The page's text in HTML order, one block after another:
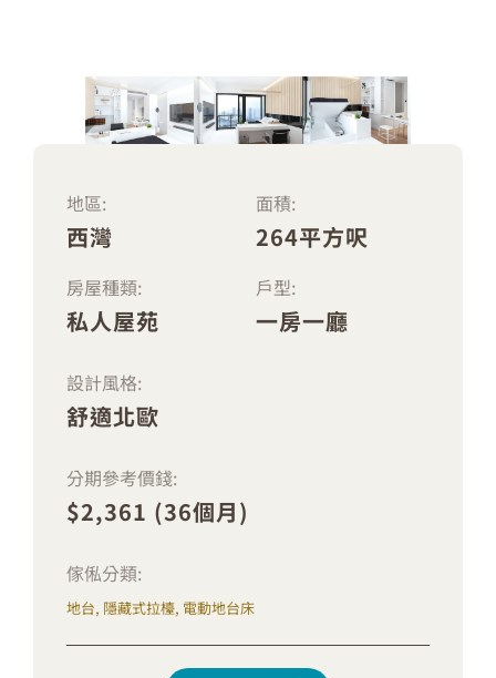
地區:
西灣
面積:
264平方呎
房屋種類:
私人屋苑
戶型:
一房一廳
設計風格:
舒適北歐
分期參考價錢:
$2,361 (36個月)
傢俬分類:
地台, 隱藏式拉檯, 電動地台床